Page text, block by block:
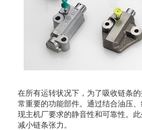
在所有运转状况下，为了吸收链条
常重要的功能部件。通过结合油压
现主机厂要求的静音性和可靠性。
减小链条张力。